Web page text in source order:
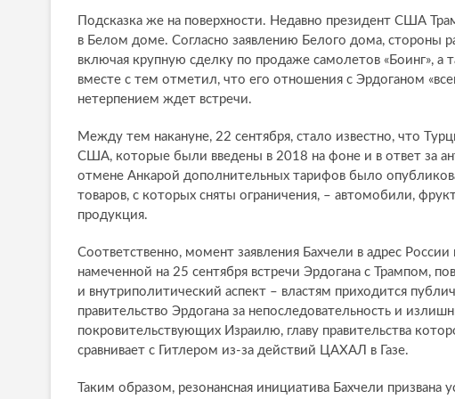
Подсказка же на поверхности. Недавно президент США
в Белом доме. Согласно заявлению Белого дома, стороны
включая крупную сделку по продаже самолетов «Боинг», а
вместе с тем отметил, что его отношения с Эрдоганом
нетерпением ждет встречи.
Между тем накануне, 22 сентября, стало известно, что
США, которые были введены в 2018 на фоне и в ответ за
отмене Анкарой дополнительных тарифов было
товаров, с которых сняты ограничения, – автомобили,
продукция.
Соответственно, момент заявления Бахчели в адрес
намеченной на 25 сентября встречи Эрдогана с Трампом,
и внутриполитический аспект – властям приходится
правительство Эрдогана за непоследовательность и
покровительствующих Израилю, главу правительства
сравнивает с Гитлером из-за действий ЦАХАЛ в Газе.
Таким образом, резонансная инициатива Бахчели